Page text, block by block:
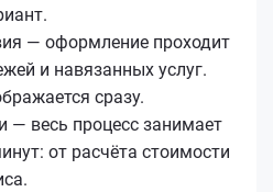
— оформление проходит
и навязанных услуг.
сразу.
— весь процесс занимает
от расчёта стоимости